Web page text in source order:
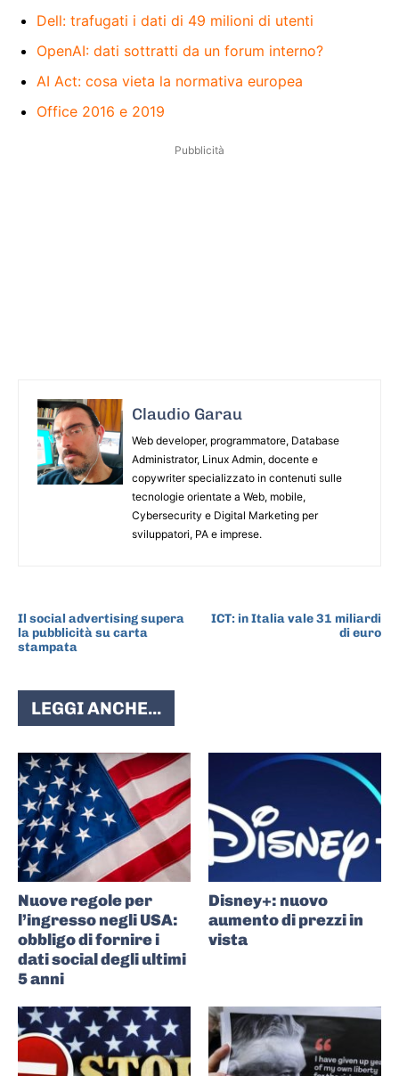
Dell: trafugati i dati di 49 milioni di utenti
OpenAI: dati sottratti da un forum interno?
AI Act: cosa vieta la normativa europea
Office 2016 e 2019
Pubblicità
Claudio Garau
Web developer, programmatore, Database
Administrator, Linux Admin, docente e
copywriter specializzato in contenuti sulle
tecnologie orientate a Web, mobile,
Cybersecurity e Digital Marketing per
sviluppatori, PA e imprese.
Il social advertising supera
la pubblicità su carta
stampata
ICT: in Italia vale 31 miliardi
di euro
LEGGI ANCHE...
Nuove regole per
l’ingresso negli USA:
obbligo di fornire i
dati social degli ultimi
5 anni
Disney+: nuovo
aumento di prezzi in
vista